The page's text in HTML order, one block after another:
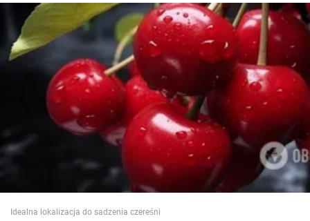
Polityka
Społeczeństwo
Wojna na Ukrainie
Jedzenie
Idealna lokalizacja do sadzenia czereśni